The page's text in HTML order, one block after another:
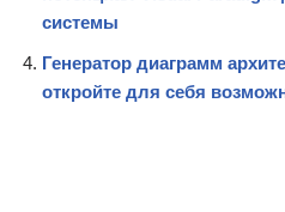
системы
Генератор диаграмм
откройте для себя